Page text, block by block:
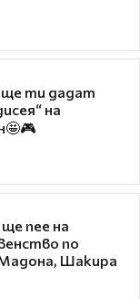
ще ти дадат
на
пее на
по
Шакира